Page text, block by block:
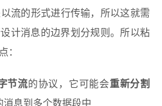
流的形式进行传输，所以这就需
计消息的边界划分规则。所以粘
：
节流的协议，它可能会重新分割
消息到多个数据段中